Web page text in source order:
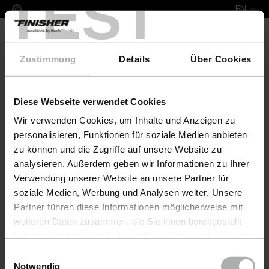
TEST
Zustimmung Details Über Cookies
Diese Webseite verwendet Cookies
Wir verwenden Cookies, um Inhalte und Anzeigen zu
personalisieren, Funktionen für soziale Medien anbieten
zu können und die Zugriffe auf unsere Website zu
analysieren. Außerdem geben wir Informationen zu Ihrer
Verwendung unserer Website an unsere Partner für
soziale Medien, Werbung und Analysen weiter. Unsere
Partner führen diese Informationen möglicherweise mit
weiteren Daten zusammen, die Sie ihnen bereitgestellt
Einstellungen zu den Cookies finden Sie unter
Notwendig
EN
Leather Fresh Set XS Volvo